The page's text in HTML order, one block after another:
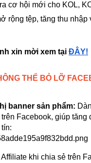
cơ hội mới cho KOL,
rộng tệp, tăng thu nhập
xin mời xem tại ĐÂY!
THỂ BỎ LỠ
banner sản phẩm:
Facebook, giúp tăng
khi chia sẻ trên